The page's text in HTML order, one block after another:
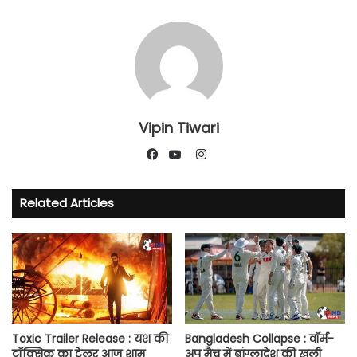
Vipin Tiwari
Instagram
Related Articles
Toxic Trailer Release : यश की
Bangladesh Collapse : वॉर्म-